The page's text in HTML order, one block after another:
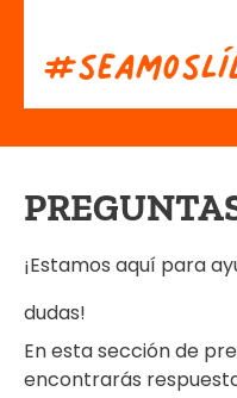
#seamosLí
¡Estamos aquí para
dudas!
En esta sección de
encontrarás